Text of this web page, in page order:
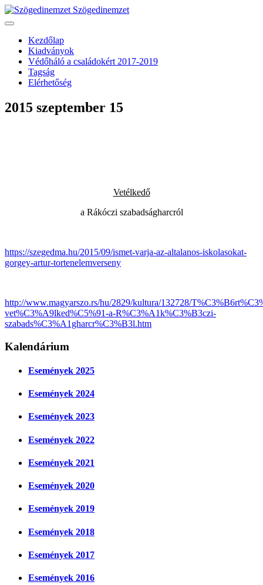
Szögedinemzet
Kezdőlap
Kiadványok
Védőháló a családokért 2017-2019
Tagság
Elérhetőség
2015 szeptember 15
Vetélkedő
a Rákóczi szabadságharcról
https://szegedma.hu/2015/09/ismet-varja-az-altalanos-iskolasokat-
gorgey-artur-tortenelemverseny
http://www.magyarszo.rs/hu/2829/kultura/132728/
vet%C3%A9lked%C5%91-a-R%C3%A1k%C3%B3czi-
szabads%C3%A1gharcr%C3%B3l.htm
Kalendárium
Események 2025
Események 2024
Események 2023
Események 2022
Események 2021
Események 2020
Események 2019
Események 2018
Események 2017
Események 2016